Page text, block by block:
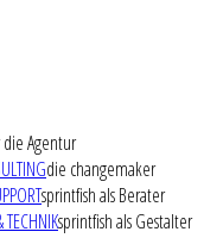
Agentur
die changemaker
sprintfish als Berater
TECHNIKsprintfish als Gestalter